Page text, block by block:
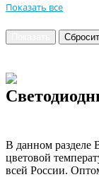
Показать все
В данном разделе
цветовой
всей России.